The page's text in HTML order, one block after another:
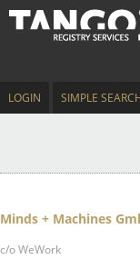
LOGIN SIMPLE
Minds + Machines
c/o WeWork